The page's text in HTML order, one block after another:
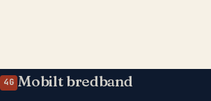
4G Mobilt bredband